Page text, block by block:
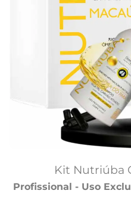
Kit Nutriúba
Profissional - Uso